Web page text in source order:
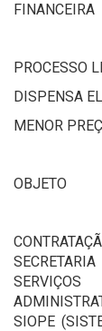
FINANCEIRA
PROCESSO
DISPENSA
MENOR
OBJETO
SIOPE